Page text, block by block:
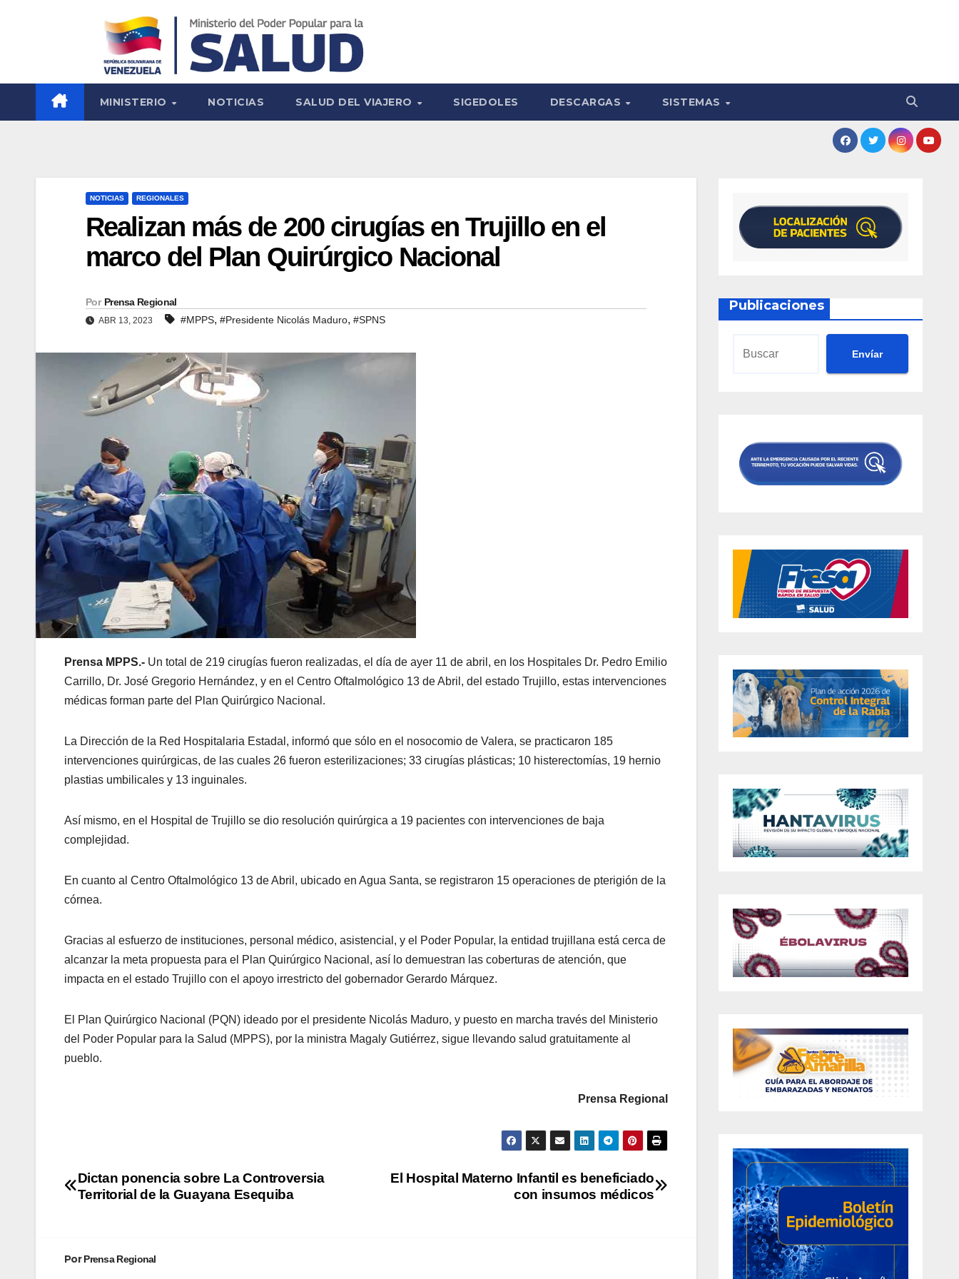
MINISTERIO NOTICIAS SALUD DEL VIAJERO SIGEDOLES DESCARGAS SISTEMAS
NOTICIAS REGIONALES
Realizan más de 200 cirugías en Trujillo en el
marco del Plan Quirúrgico Nacional
Por Prensa Regional
ABR 13, 2023 #MPPS, #Presidente Nicolás Maduro, #SPNS
Prensa MPPS.- Un total de 219 cirugías fueron realizadas, el día de ayer 11 de abril, en los Hospitales Dr. Pedro Emilio
Carrillo, Dr. José Gregorio Hernández, y en el Centro Oftalmológico 13 de Abril, del estado Trujillo, estas intervenciones
médicas forman parte del Plan Quirúrgico Nacional.
La Dirección de la Red Hospitalaria Estadal, informó que sólo en el nosocomio de Valera, se practicaron 185
intervenciones quirúrgicas, de las cuales 26 fueron esterilizaciones; 33 cirugías plásticas; 10 histerectomías, 19 hernio
plastias umbilicales y 13 inguinales.
Así mismo, en el Hospital de Trujillo se dio resolución quirúrgica a 19 pacientes con intervenciones de baja
complejidad.
En cuanto al Centro Oftalmológico 13 de Abril, ubicado en Agua Santa, se registraron 15 operaciones de pterigión de la
córnea.
Gracias al esfuerzo de instituciones, personal médico, asistencial, y el Poder Popular, la entidad trujillana está cerca de
alcanzar la meta propuesta para el Plan Quirúrgico Nacional, así lo demuestran las coberturas de atención, que
impacta en el estado Trujillo con el apoyo irrestricto del gobernador Gerardo Márquez.
El Plan Quirúrgico Nacional (PQN) ideado por el presidente Nicolás Maduro, y puesto en marcha través del Ministerio
del Poder Popular para la Salud (MPPS), por la ministra Magaly Gutiérrez, sigue llevando salud gratuitamente al
pueblo.
Prensa Regional
El Hospital Materno Infantil es beneficiado
con insumos médicos
Dictan ponencia sobre La Controversia
Territorial de la Guayana Esequiba
PorPrensa Regional
Publicaciones
Envíar